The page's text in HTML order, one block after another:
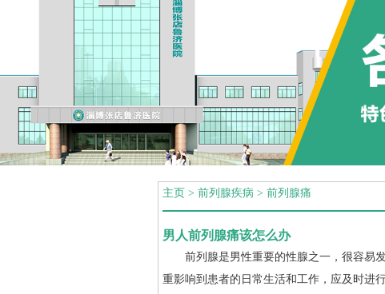
主页 > 前列腺疾病 > 前列腺痛
男人前列腺痛该怎么办
前列腺是男性重要的性腺之一，很容易发
重影响到患者的日常生活和工作，应及时